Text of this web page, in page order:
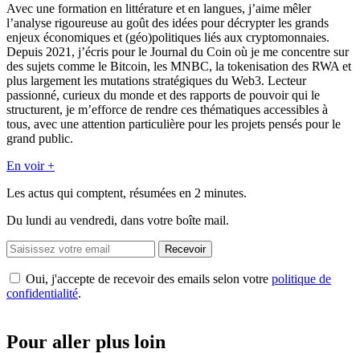
Avec une formation en littérature et en langues, j’aime mêler
l’analyse rigoureuse au goût des idées pour décrypter les grands
enjeux économiques et (géo)politiques liés aux cryptomonnaies.
Depuis 2021, j’écris pour le Journal du Coin où je me concentre sur
des sujets comme le Bitcoin, les MNBC, la tokenisation des RWA et
plus largement les mutations stratégiques du Web3. Lecteur
passionné, curieux du monde et des rapports de pouvoir qui le
structurent, je m’efforce de rendre ces thématiques accessibles à
tous, avec une attention particulière pour les projets pensés pour le
grand public.
En voir +
Les actus qui comptent, résumées en 2 minutes.
Du lundi au vendredi, dans votre boîte mail.
Recevoir
Oui, j'accepte de recevoir des emails selon votre politique de
confidentialité.
Pour aller plus loin